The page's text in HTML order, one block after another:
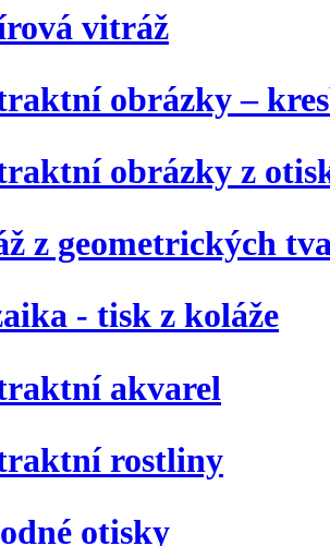
vitráž
obrázky –
obrázky z
z geometrických
- tisk z koláže
akvarel
rostliny
otisky